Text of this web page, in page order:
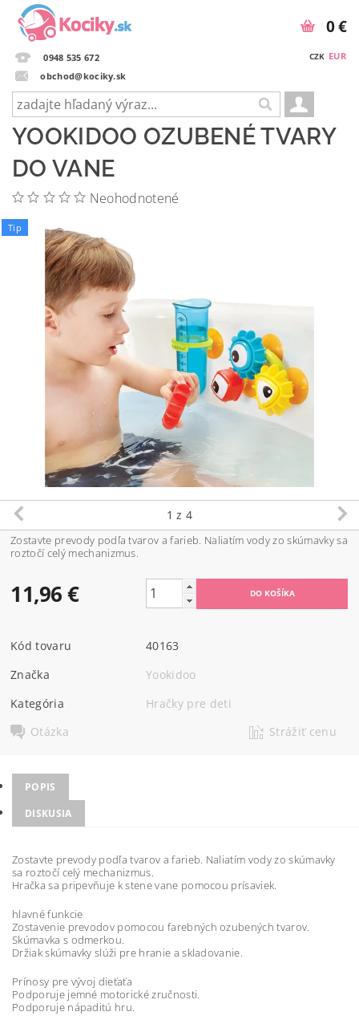
0948 535 672
obchod@kociky.sk
CZK EUR
0 €
YOOKIDOO OZUBENÉ TVARY
DO VANE
Neohodnotené
Tip
1 z 4
Zostavte prevody podľa tvarov a farieb. Naliatím vody zo skúmavky sa
roztočí celý mechanizmus.
11,96 €
Kód tovaru
40163
Značka
Yookidoo
Kategória
Hračky pre deti
Otázka
Strážiť cenu
POPIS
DISKUSIA
Zostavte prevody podľa tvarov a farieb. Naliatím vody zo skúmavky
sa roztočí celý mechanizmus.
Hračka sa pripevňuje k stene vane pomocou prísaviek.
hlavné funkcie
Zostavenie prevodov pomocou farebných ozubených tvarov.
Skúmavka s odmerkou.
Držiak skúmavky slúži pre hranie a skladovanie.
Prínosy pre vývoj dieťaťa
Podporuje jemné motorické zručnosti.
Podporuje nápaditú hru.